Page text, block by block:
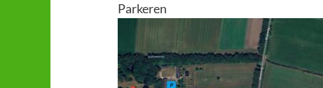
Parkeren